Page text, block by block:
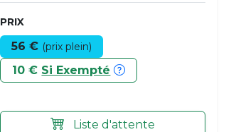
PRIX
56 € (prix plein)
10 € Si Exempté
Liste d'attente